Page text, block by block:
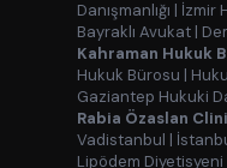
Danışmanlığı | İzmir
Bayraklı Avukat |
Kahraman Hukuk
Hukuk Bürosu |
Gaziantep Hukuki
Rabia Özaslan
Vadistanbul |
Lipödem Diyetisyeni